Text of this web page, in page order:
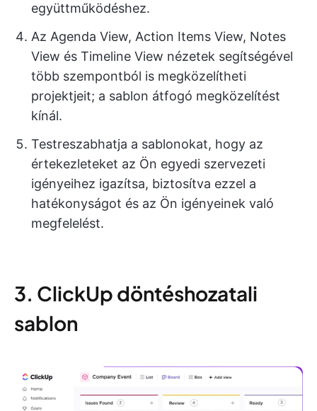
együttműködéshez.
Az Agenda View, Action Items View, Notes
View és Timeline View nézetek segítségével
több szempontból is megközelítheti
projektjeit; a sablon átfogó megközelítést
kínál.
Testreszabhatja a sablonokat, hogy az
értekezleteket az Ön egyedi szervezeti
igényeihez igazítsa, biztosítva ezzel a
hatékonyságot és az Ön igényeinek való
megfelelést.
3. ClickUp döntéshozatali
sablon